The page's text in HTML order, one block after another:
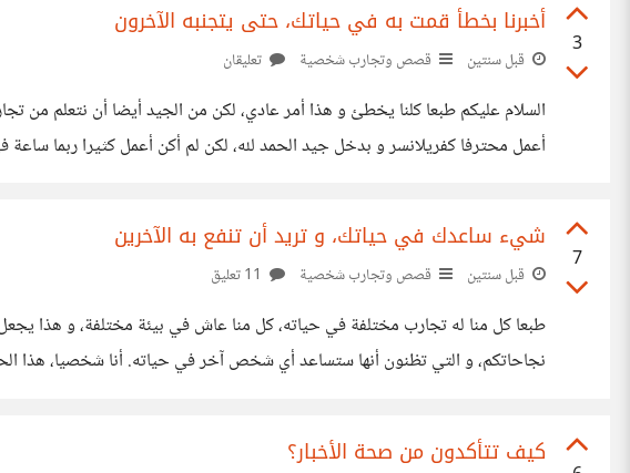
3
أخبرنا بخطأ قمت به في حياتك، حتى يتجنبه الآخرون
قبل سنتين قصص وتجارب شخصية تعليقان
السلام عليكم طبعا كلنا يخطئ و هذا أمر عادي، لكن من الجيد أيضا أن نتعلم
أعمل محترفا كفريلانسر و بدخل جيد الحمد لله، لكن لم أكن أعمل كثيرا ربما
7
شيء ساعدك في حياتك، و تريد أن تنفع به الآخرين
قبل سنتين قصص وتجارب شخصية
طبعا كل منا له تجارب مختلفة في حياته، كل منا عاش في بيئة مختلفة، و هذا
نجاحاتكم، و التي تظنون
كيف تتأكدون من صحة الأخبار؟